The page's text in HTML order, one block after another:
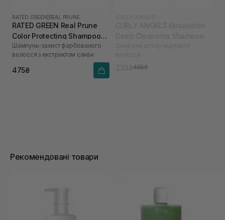
RATED GREEN REAL PRUNE
RATED GREEN Real Prune
Color Protecting Shampoo
100 мл
Шампунь-захист фарбованого
волосся з екстрактом сливи
475₴ 465₴
Рекомендовані товари